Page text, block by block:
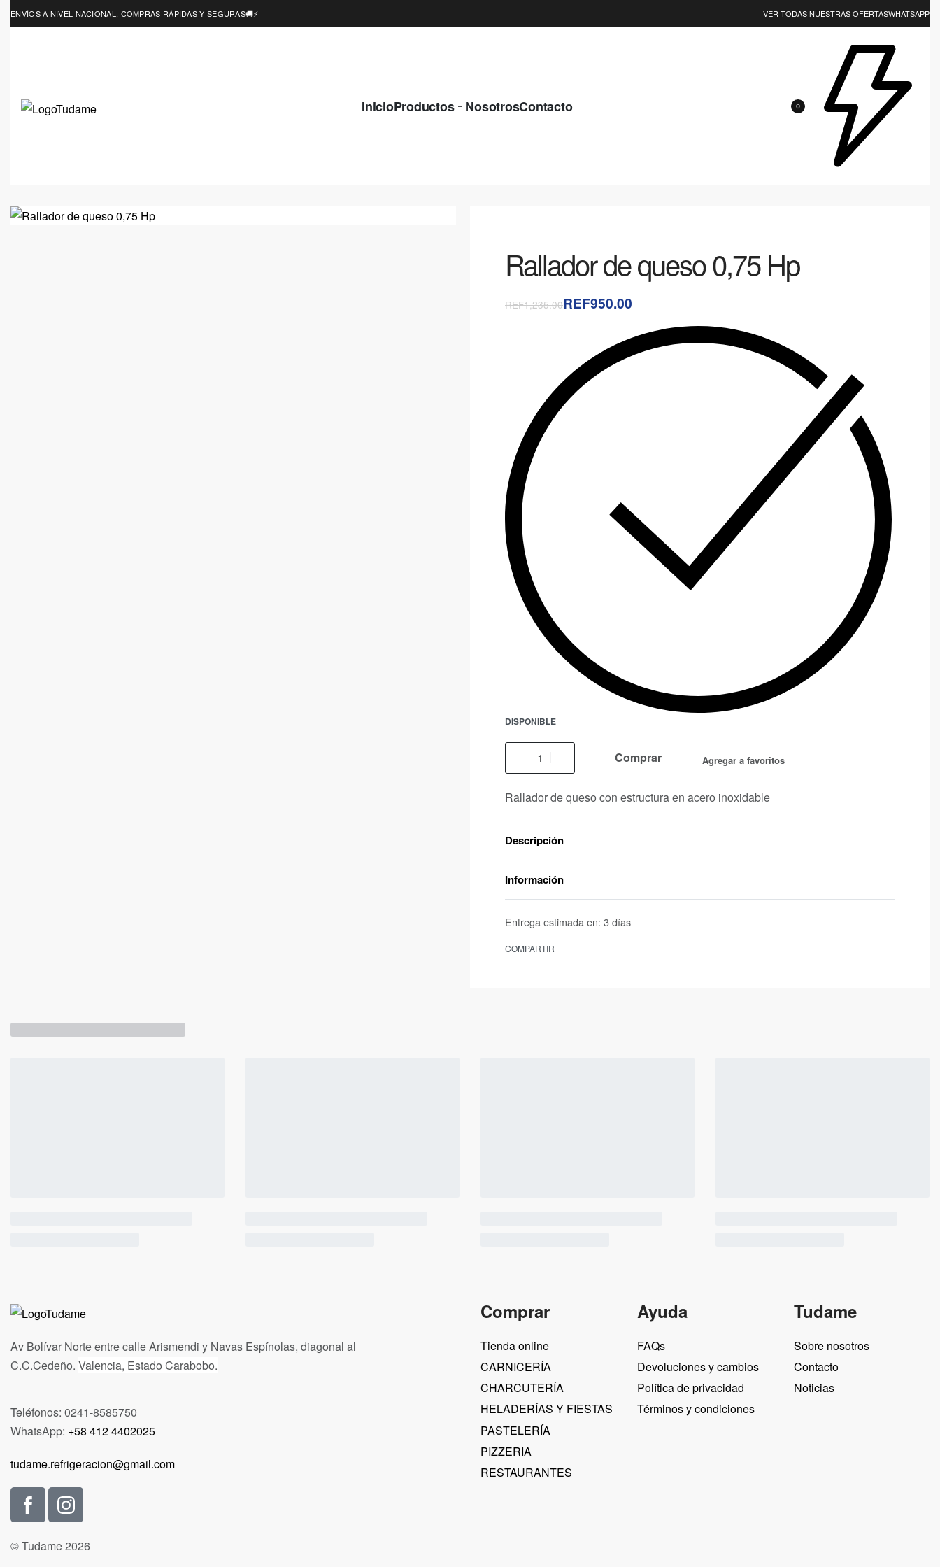
ENVÍOS A NIVEL NACIONAL, COMPRAS RÁPIDAS Y SEGURAS🚚⚡ ¿QUIERES EQUIPOS NUEVOS Y CON LA MEJOR CALIDAD? NOSOTROS LOS TENEMOS 😎VER TODAS NUESTRAS OFERTASWHATSAPP
InicioProductos NosotrosContacto 0
Rallador de queso 0,75 Hp
REF1,235.00REF950.00
DISPONIBLE
Comprar Agregar a favoritos
Rallador de queso con estructura en acero inoxidable
Descripción
Información
Entrega estimada en: 3 días
COMPARTIR
Av Bolívar Norte entre calle Arismendi y Navas Espínolas, diagonal al
C.C.Cedeño. Valencia, Estado Carabobo.
Teléfonos: 0241-8585750
WhatsApp: +58 412 4402025
tudame.refrigeracion@gmail.com
© Tudame 2026
Comprar
Tienda online
CARNICERÍA
CHARCUTERÍA
HELADERÍAS Y FIESTAS
PASTELERÍA
PIZZERIA
RESTAURANTES
Ayuda
FAQs
Devoluciones y cambios
Política de privacidad
Términos y condiciones
Tudame
Sobre nosotros
Contacto
Noticias